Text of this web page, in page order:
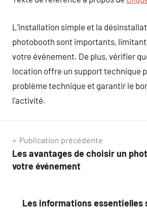
L’installation simple et la
photobooth sont importants, limitant
votre événement. De plus, vérifier
location offre un support technique
problème technique et garantir le
l’activité.
Navigation
de
Publication précédente
Les avantages de choisir un
votre événement
Les informations essentielles